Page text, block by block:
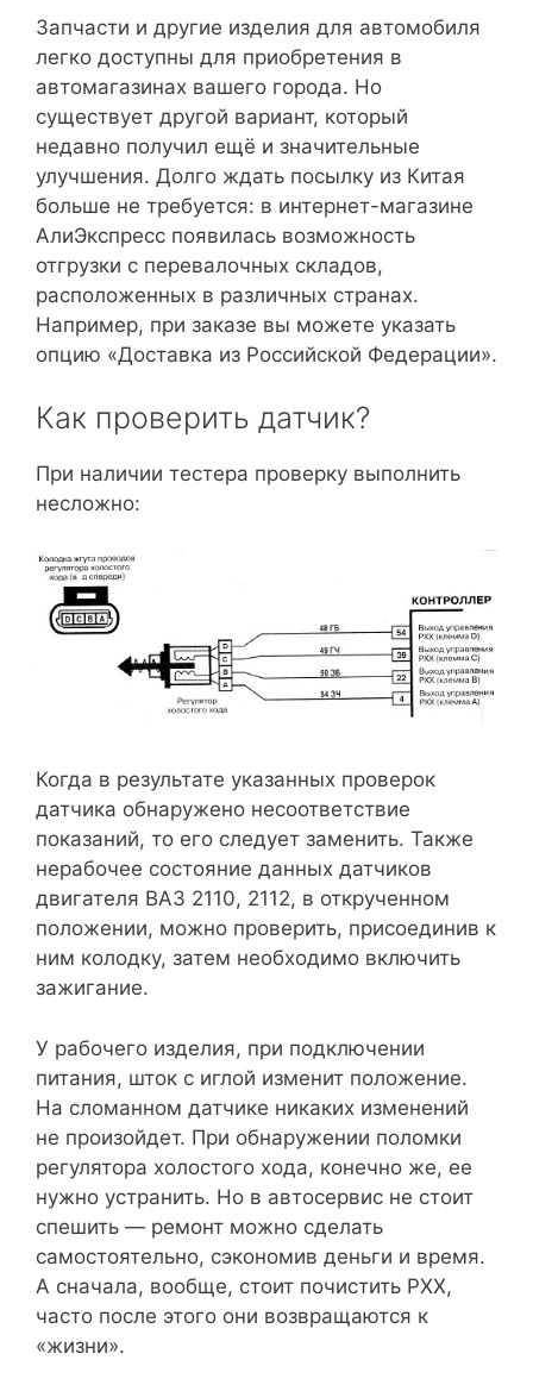
Запчасти и другие изделия для автомобиля
легко доступны для приобретения в
автомагазинах вашего города. Но
существует другой вариант, который
недавно получил ещё и значительные
улучшения. Долго ждать посылку из Китая
больше не требуется: в интернет-магазине
АлиЭкспресс появилась возможность
отгрузки с перевалочных складов,
расположенных в различных странах.
Например, при заказе вы можете указать
опцию «Доставка из Российской Федерации».
Как проверить датчик?
При наличии тестера проверку выполнить
несложно:
Когда в результате указанных проверок
датчика обнаружено несоответствие
показаний, то его следует заменить. Также
нерабочее состояние данных датчиков
двигателя ВАЗ 2110, 2112, в открученном
положении, можно проверить, присоединив к
ним колодку, затем необходимо включить
зажигание.
У рабочего изделия, при подключении
питания, шток с иглой изменит положение.
На сломанном датчике никаких изменений
не произойдет. При обнаружении поломки
регулятора холостого хода, конечно же, ее
нужно устранить. Но в автосервис не стоит
спешить — ремонт можно сделать
самостоятельно, сэкономив деньги и время.
А сначала, вообще, стоит почистить РХХ,
часто после этого они возвращаются к
«жизни».